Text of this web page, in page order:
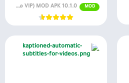
MOD 10.1.0 MOD APK (VIP مفتوح)